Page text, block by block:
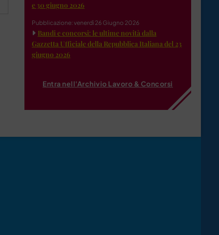
e 30 giugno 2026
Pubblicazione: venerdì 26 Giugno 2026
Bandi e concorsi: le ultime novità dalla
Gazzetta Ufficiale della Repubblica Italiana del 23
giugno 2026
Entra nell'Archivio Lavoro & Concorsi